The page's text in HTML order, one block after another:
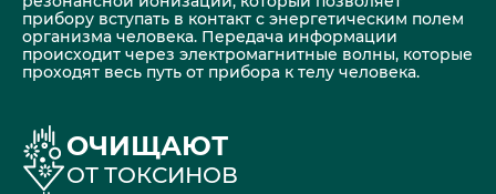
прибору вступать в контакт с энергетическим полем
организма человека. Передача информации
происходит через электромагнитные волны, которые
проходят весь путь от прибора к телу человека.
ОЧИЩАЮТ
ОТ ТОКСИНОВ